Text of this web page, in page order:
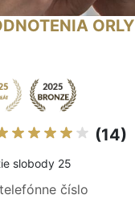
ORLY
(14)
slobody 25
číslo